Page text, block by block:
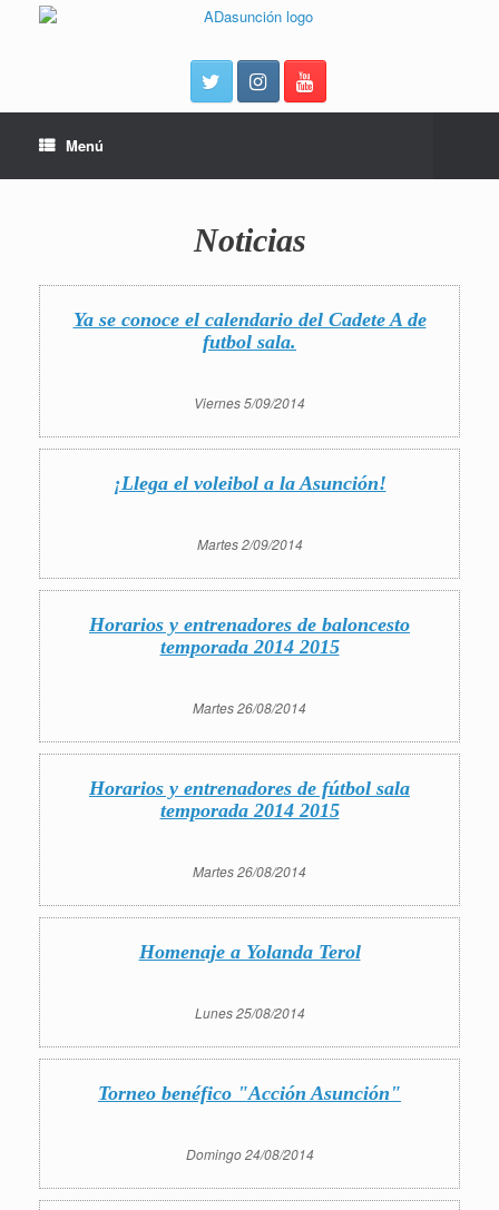
Menú
Noticias
Ya se conoce el calendario del Cadete A de
futbol sala.
Viernes 5/09/2014
¡Llega el voleibol a la Asunción!
Martes 2/09/2014
Horarios y entrenadores de baloncesto
temporada 2014 2015
Martes 26/08/2014
Horarios y entrenadores de fútbol sala
temporada 2014 2015
Martes 26/08/2014
Homenaje a Yolanda Terol
Lunes 25/08/2014
Torneo benéfico "Acción Asunción"
Domingo 24/08/2014